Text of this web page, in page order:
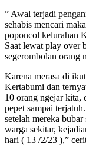
” Awal terjadi
sehabis mencari
poponcol kelurahan
Saat lewat play over
segerombolan orang
Karena merasa di
Kertabumi dan
10 orang ngejar kita,
pepet sampai
setelah mereka
warga sekitar,
hari ( 13 /2/23 ),”